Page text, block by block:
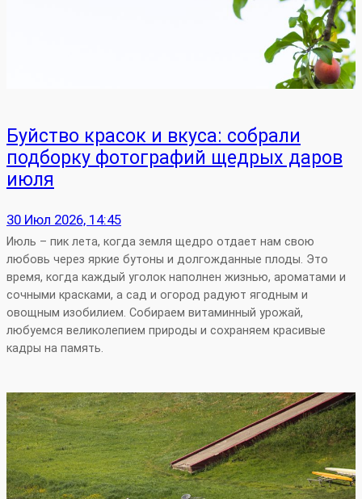
Буйство красок и вкуса: собрали
подборку фотографий щедрых даров
июля
30 Июл 2026, 14:45
Июль – пик лета, когда земля щедро отдает нам свою
любовь через яркие бутоны и долгожданные плоды. Это
время, когда каждый уголок наполнен жизнью, ароматами и
сочными красками, а сад и огород радуют ягодным и
овощным изобилием. Собираем витаминный урожай,
любуемся великолепием природы и сохраняем красивые
кадры на память.